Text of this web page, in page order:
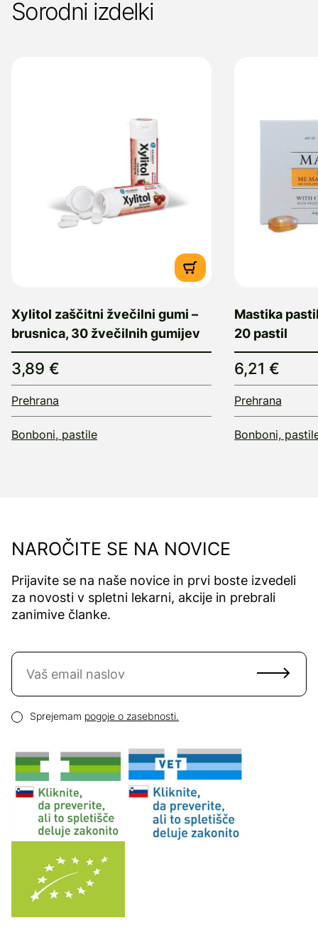
Sorodni izdelki
Xylitol zaščitni žvečilni gumi –
brusnica, 30 žvečilnih gumijev
3,89 €
Prehrana
Bonboni, pastile
Mastika
20 pastil
6,21 €
Prehrana
Bonboni,
NAROČITE SE NA NOVICE
Prijavite se na naše novice in prvi boste izvedeli
za novosti v spletni lekarni, akcije in prebrali
zanimive članke.
Naročite se na novice
Pogoji zasebnosti
Sprejemam pogoje o zasebnosti.